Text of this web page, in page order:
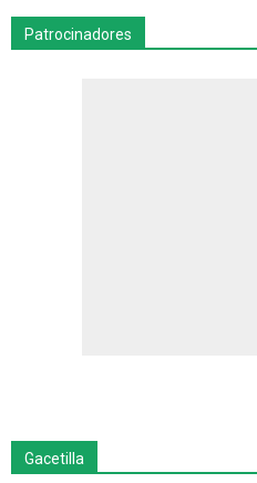
Patrocinadores
Gacetilla